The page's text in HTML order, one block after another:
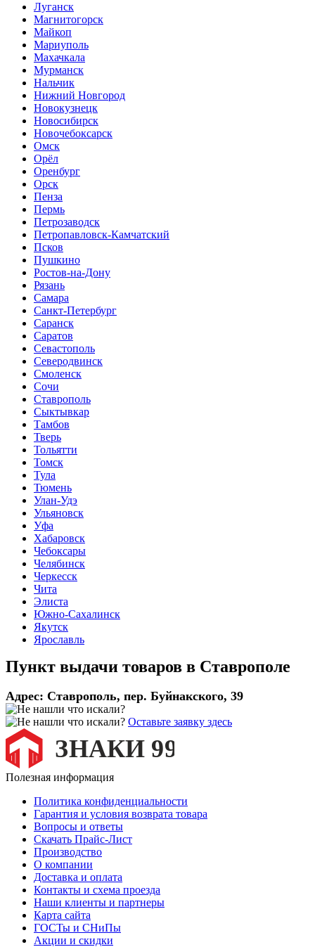
Луганск
Магнитогорск
Майкоп
Мариуполь
Махачкала
Мурманск
Нальчик
Нижний Новгород
Новокузнецк
Новосибирск
Новочебоксарск
Омск
Орёл
Оренбург
Орск
Пенза
Пермь
Петрозаводск
Петропавловск-Камчатский
Псков
Пушкино
Ростов-на-Дону
Рязань
Самара
Санкт-Петербург
Саранск
Саратов
Севастополь
Северодвинск
Смоленск
Сочи
Ставрополь
Сыктывкар
Тамбов
Тверь
Тольятти
Томск
Тула
Тюмень
Улан-Удэ
Ульяновск
Уфа
Хабаровск
Чебоксары
Челябинск
Черкесск
Чита
Элиста
Южно-Сахалинск
Якутск
Ярославль
Пункт выдачи товаров в Ставрополе
Адрес: Ставрополь, пер. Буйнакского, 39
Оставьте заявку здесь
Полезная информация
Политика конфиденциальности
Гарантия и условия возврата товара
Вопросы и ответы
Скачать Прайс-Лист
Производство
О компании
Доставка и оплата
Контакты и схема проезда
Наши клиенты и партнеры
Карта сайта
ГОСТы и СНиПы
Акции и скидки